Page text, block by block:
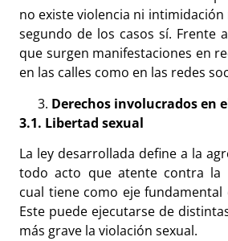
no existe violencia ni
segundo de los casos sí. Frente
que surgen manifestaciones en
en las calles como en las redes
Derechos involucrados en
3.1. Libertad sexual
La ley desarrollada define a la
todo acto que atente contra la
cual tiene como eje
Este puede ejecutarse de
más grave la violación sexual.